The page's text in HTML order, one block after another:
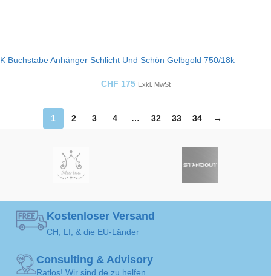
K Buchstabe Anhänger Schlicht Und Schön Gelbgold 750/18k
CHF 175 Exkl. MwSt
1 2 3 4 … 32 33 34 →
Kostenloser Versand
CH, LI, & die EU-Länder
Consulting & Advisory
Ratlos! Wir sind de zu helfen